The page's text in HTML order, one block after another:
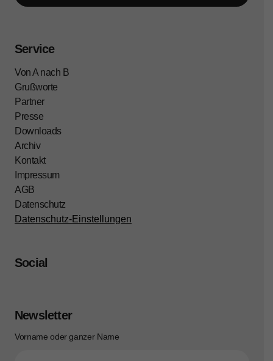
Service
Von A nach B
Grußworte
Partner
Presse
Downloads
Archiv
Kontakt
Impressum
AGB
Datenschutz
Datenschutz-Einstellungen
Social
Newsletter
Vorname oder ganzer Name